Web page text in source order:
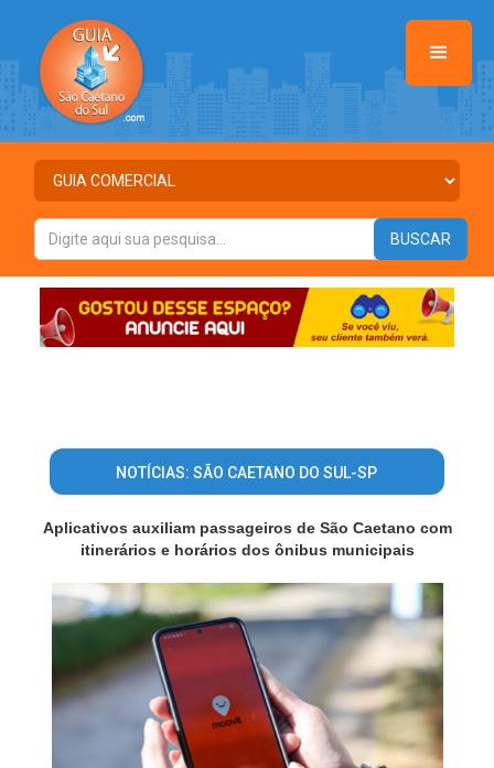
NOTÍCIAS: SÃO CAETANO DO SUL-SP
Aplicativos auxiliam passageiros de São Caetano com
itinerários e horários dos ônibus municipais